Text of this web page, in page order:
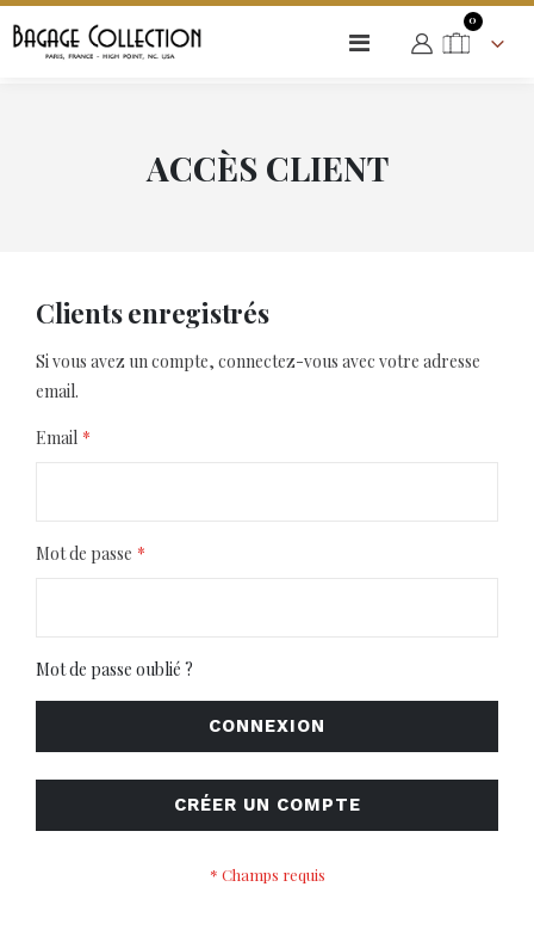
Basculer
Cart
0articles
ACCÈS CLIENT
Clients enregistrés
Si vous avez un compte, connectez-vous avec votre adresse
email.
Email
Mot de passe
Mot de passe oublié ?
CONNEXION
CRÉER UN COMPTE